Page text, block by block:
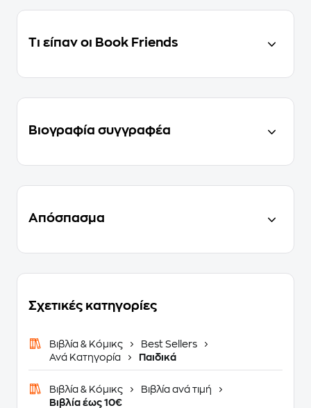
Τι είπαν οι Book Friends
Βιογραφία συγγραφέα
Απόσπασμα
Σχετικές κατηγορίες
Βιβλία & Κόμικς
Best Sellers
Ανά Κατηγορία
Παιδικά
Βιβλία & Κόμικς
Βιβλία ανά τιμή
Βιβλία έως 10€